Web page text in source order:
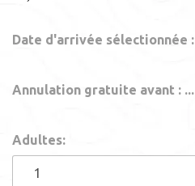
Date d'arrivée sélectionnée :
Annulation gratuite avant : ...
Adultes: